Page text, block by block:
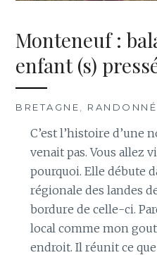
Monteneuf :
enfant (s)
BRETAGNE
C’est l’histoire d’une
venait pas. Vous allez
pourquoi. Elle débute
régionale des landes
bordure de celle-ci.
local comme mon
endroit. Il réunit ce